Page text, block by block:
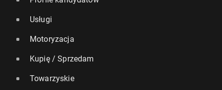
Usługi
Motoryzacja
Kupię / Sprzedam
Towarzyskie